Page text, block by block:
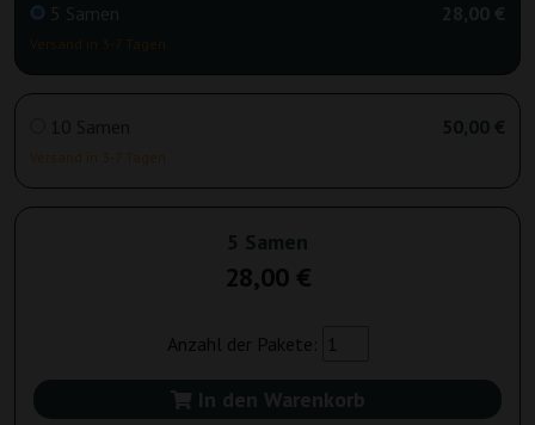
5 Samen
Versand in 3-7 Tagen
28,00 €
10 Samen
Versand in 3-7 Tagen
50,00 €
5 Samen
28,00 €
Anzahl der Pakete:
In den Warenkorb